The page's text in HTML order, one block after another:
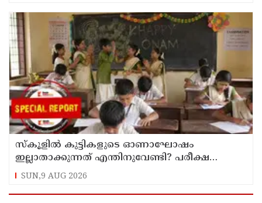
സ്‌കൂളില്‍ കുട്ടികളുടെ ഓണാഘോഷം
ഇല്ലാതാക്കുന്നത് എന്തിനുവേണ്ടി? പരീക്ഷ
ഷെഡ്യൂള്‍ മാറ്റിയത് തിരുത്തുമോ?
SUN,9 AUG 2026